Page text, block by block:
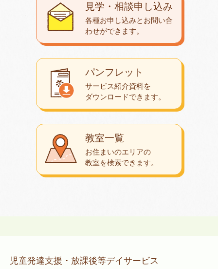
教室一覧
お住まいのエリアの
教室を検索できます。
パンフレット
サービス紹介資料を
ダウンロードできます。
見学・相談申し込み
各種お申し込みとお問い合
わせができます。
児童発達支援・放課後等デイサービス